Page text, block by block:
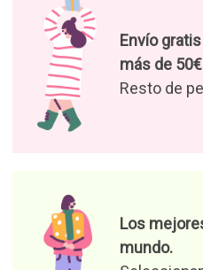
Envío
más de
Resto de
Los
mundo.